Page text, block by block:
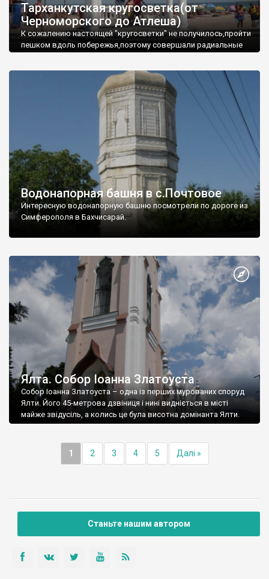
Тарханкутская кругосветка(от
Черноморского до Атлеша)
К сожалению настоящей "кругосветки" не получилось,пройти
пешком вдоль побережья,поэтому совершали радиальные
Водонапорная башня в с.Почтовое
Интересную водонапорную башню посмотрели по дороге из
Симферополя в Бахчисарай.
Ялта. Собор Іоанна Златоуста
Собор Іоанна Златоуста – одна із перших мурованих споруд
Ялти. Його 45-метрова дзвіниця і нині видніється в місті
майже звідусіль, а колись це була висотна домінанта Ялти.
1 2 3 4 5 Далі »
Станьте нашим автором